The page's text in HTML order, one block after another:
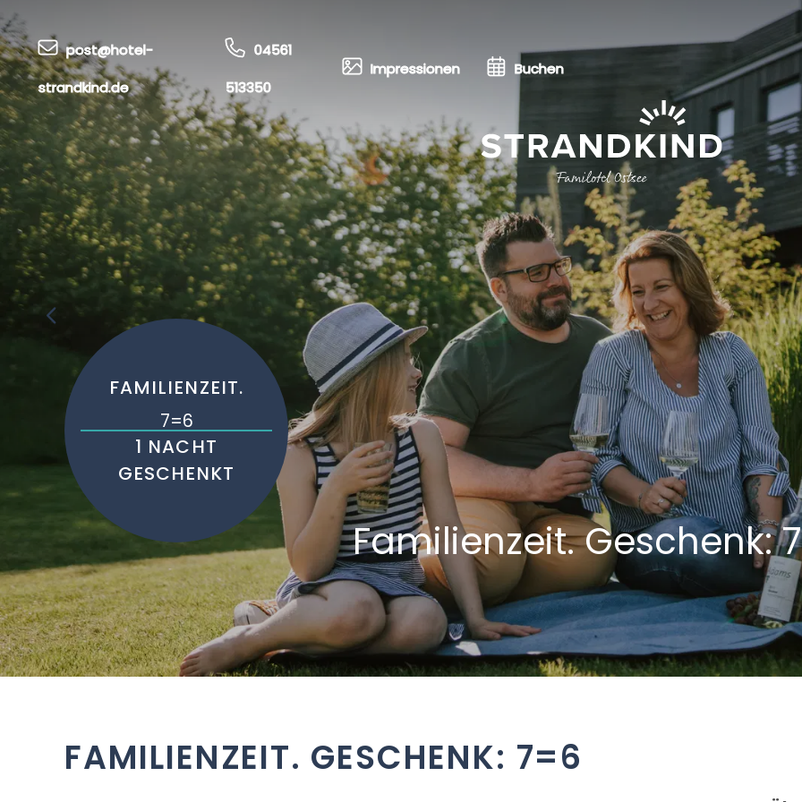
post@hotel-
strandkind.de
04561
513350
Impressionen Buchen
Familienzeit. Geschenk:
FAMILIENZEIT.
7=6
1 NACHT
GESCHENKT
FAMILIENZEIT. GESCHENK: 7=6